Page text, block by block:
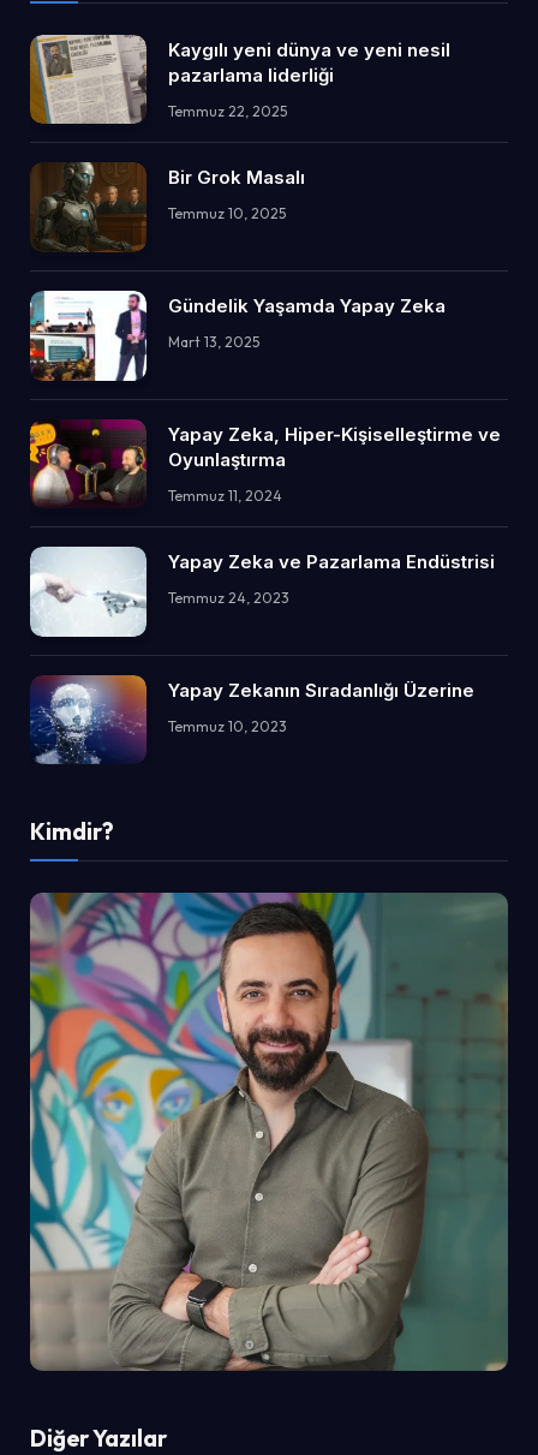
Kaygılı yeni dünya ve yeni nesil
pazarlama liderliği
Temmuz 22, 2025
Bir Grok Masalı
Temmuz 10, 2025
Gündelik Yaşamda Yapay Zeka
Mart 13, 2025
Yapay Zeka, Hiper-Kişiselleştirme ve
Oyunlaştırma
Temmuz 11, 2024
Yapay Zeka ve Pazarlama Endüstrisi
Temmuz 24, 2023
Yapay Zekanın Sıradanlığı Üzerine
Temmuz 10, 2023
Kimdir?
Diğer Yazılar